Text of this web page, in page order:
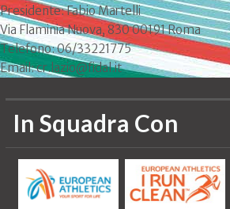
Presidente: Fabio Martelli
Via Flaminia Nuova, 830 00191 Roma
Telefono: 06/33221775
Email: cr.lazio@fidal.it
In Squadra Con